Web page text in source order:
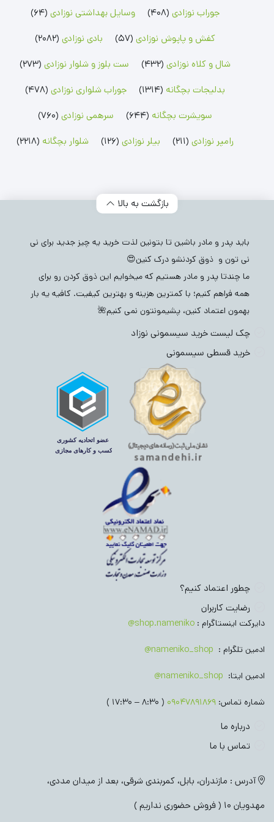
جوراب نوزادی (408) وسایل بهداشتی نوزادی (64)
کفش و پاپوش نوزادی (57) بادی نوزادی (2082)
شال و کلاه نوزادی (432) ست بلوز و شلوار نوزادی (273)
بدلیجات بچگانه (1314) جوراب شلواری نوزادی (478)
سویشرت بچگانه (644) سرهمی نوزادی (760)
رامپر نوزادی (211) بیلر نوزادی (126) شلوار بچگانه (2218)
بازگشت به بالا
باید پدر و مادر باشین تا بتونین لذت خرید یه چیز جدید برای نی
نی تون و ذوق کردنشو درک کنین😍
ما چندتا پدر و مادر هستیم که میخوایم این ذوق کردن رو برای
همه فراهم کنیم؛ با کمترین هزینه و بهترین کیفیت. کافیه یه بار
بهمون اعتماد کنین، پشیمونتون نمی کنیم🌺
چک لیست خرید سیسمونی نوزاد
خرید قسطی سیسمونی
چطور اعتماد کنیم؟
رضایت کاربران
دایرکت اینستاگرام : shop.nameniko@
ادمین تلگرام : nameniko_shop@
ادمین ایتا: nameniko_shop@
شماره تماس: 09047891869
( 8:30 – 17:30 )
درباره ما
تماس با ما
آدرس : مازندران، بابل، کمربندی شرقی، بعد از میدان مددی،
مهدویان 10 ( فروش حضوری نداریم )